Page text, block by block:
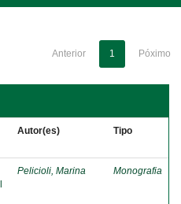
Anterior 1 Póximo
Autor(es) Tipo
Pelicioli, Marina Monografia